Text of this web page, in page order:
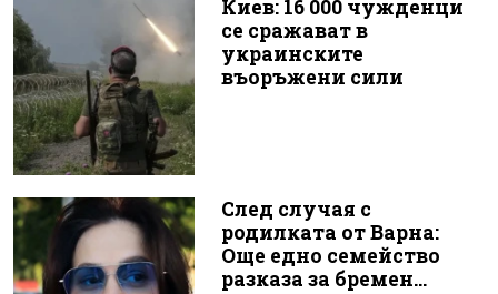
Киев: 16 000 чужденци
се сражават в
украинските
въоръжени сили
След случая с
родилката от Варна:
Още едно семейство
разказа за бремен...